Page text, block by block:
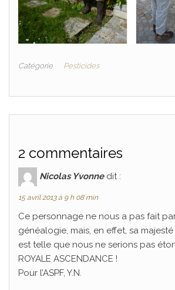
Catégorie Pesticides
2 commentaires
Nicolas Yvonne dit :
15 avril 2013 à 9 h 08 min
Ce personnage ne nous a pas fait
généalogie, mais, en effet, sa majesté
est telle que nous ne serions pas
ROYALE ASCENDANCE !
Pour l’ASPF, Y.N.